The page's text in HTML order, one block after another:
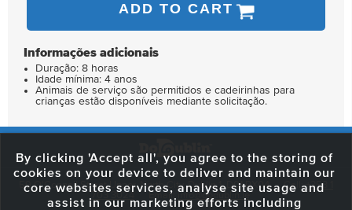
ADD TO CART
Informações adicionais
Duração: 8 horas
Idade mínima: 4 anos
Animais de serviço são permitidos e cadeirinhas para
crianças estão disponíveis mediante solicitação.
59 O'Connell Street Upper, North City, Dublin 1, D01 RX04 Call:+353 1
703 3024
Email: info@dodublin.ie
By clicking 'Accept all', you agree to the storing of
cookies on your device to deliver and maintain our
core websites services, analyse site usage and
assist in our marketing efforts including